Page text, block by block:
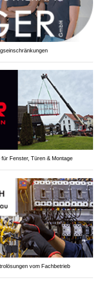
Fenster, Türen & Montage
vom Fachbetrieb